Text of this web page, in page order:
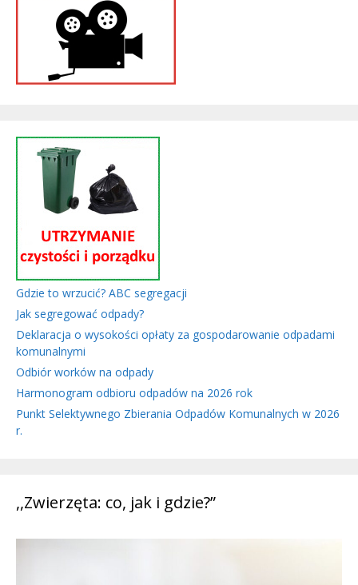
Gdzie to wrzucić? ABC segregacji
Jak segregować odpady?
Deklaracja o wysokości opłaty za gospodarowanie odpadami
komunalnymi
Odbiór worków na odpady
Harmonogram odbioru odpadów na 2026 rok
Punkt Selektywnego Zbierania Odpadów Komunalnych w 2026
r.
,,Zwierzęta: co, jak i gdzie?”